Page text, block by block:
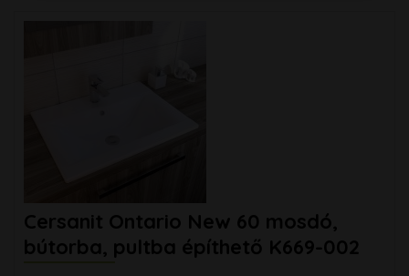
Cersanit Ontario New 60 mosdó,
bútorba, pultba építhető K669-002